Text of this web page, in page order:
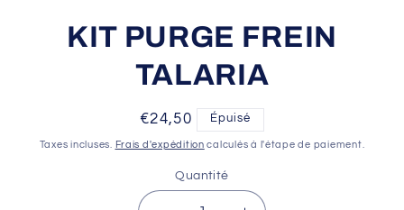
KIT PURGE FREIN
TALARIA
Prix
habituel
€24,50 Épuisé
Taxes incluses. Frais d'expédition calculés à l'étape de paiement.
Quantité